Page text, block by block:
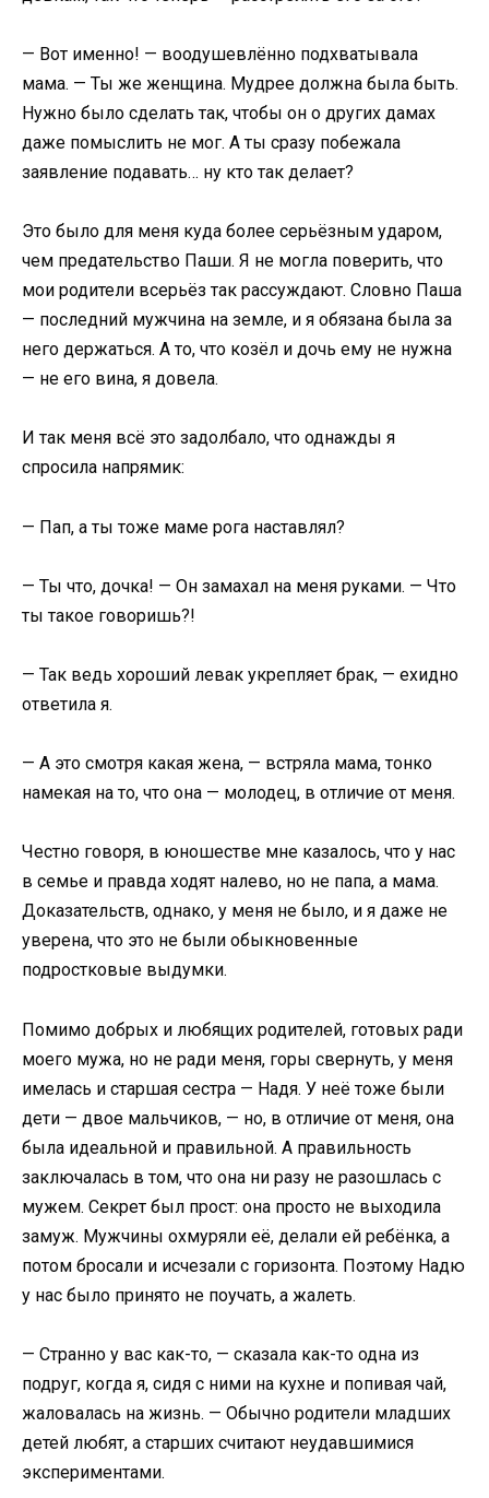
— Вот именно! — воодушевлённо подхватывала
мама. — Ты же женщина. Мудрее должна была быть.
Нужно было сделать так, чтобы он о других дамах
даже помыслить не мог. А ты сразу побежала
заявление подавать… ну кто так делает?
Это было для меня куда более серьёзным ударом,
чем предательство Паши. Я не могла поверить, что
мои родители всерьёз так рассуждают. Словно Паша
— последний мужчина на земле, и я обязана была за
него держаться. А то, что козёл и дочь ему не нужна
— не его вина, я довела.
И так меня всё это задолбало, что однажды я
спросила напрямик:
— Пап, а ты тоже маме рога наставлял?
— Ты что, дочка! — Он замахал на меня руками. — Что
ты такое говоришь?!
— Так ведь хороший левак укрепляет брак, — ехидно
ответила я.
— А это смотря какая жена, — встряла мама, тонко
намекая на то, что она — молодец, в отличие от меня.
Честно говоря, в юношестве мне казалось, что у нас
в семье и правда ходят налево, но не папа, а мама.
Доказательств, однако, у меня не было, и я даже не
уверена, что это не были обыкновенные
подростковые выдумки.
Помимо добрых и любящих родителей, готовых ради
моего мужа, но не ради меня, горы свернуть, у меня
имелась и старшая сестра — Надя. У неё тоже были
дети — двое мальчиков, — но, в отличие от меня, она
была идеальной и правильной. А правильность
заключалась в том, что она ни разу не разошлась с
мужем. Секрет был прост: она просто не выходила
замуж. Мужчины охмуряли её, делали ей ребёнка, а
потом бросали и исчезали с горизонта. Поэтому Надю
у нас было принято не поучать, а жалеть.
— Странно у вас как-то, — сказала как-то одна из
подруг, когда я, сидя с ними на кухне и попивая чай,
жаловалась на жизнь. — Обычно родители младших
детей любят, а старших считают неудавшимися
экспериментами.